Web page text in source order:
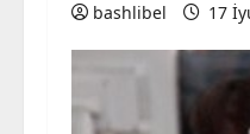
bashlibel 17